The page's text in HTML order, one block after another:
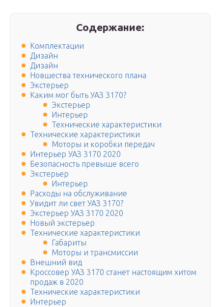
Содержание:
Комплектации
Дизайн
Дизайн
Новшества технического плана
Экстерьер
Каким мог быть УАЗ 3170?
Экстерьер
Интерьер
Технические характеристики
Технические характеристики
Моторы и коробки передач
Интерьер УАЗ 3170 2020
Безопасность превыше всего
Экстерьер
Интерьер
Расходы на обслуживание
Увидит ли свет УАЗ 3170?
Экстерьер УАЗ 3170 2020
Новый экстерьер
Технические характеристики
Габариты
Моторы и трансмиссии
Внешний вид
Кроссовер УАЗ 3170 станет настоящим хитом
продаж в 2020
Технические характеристики
Интерьер